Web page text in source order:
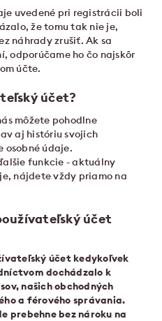
uvedené pri registrácii boli
že tomu tak nie je,
náhrady zrušiť. Ak sa
odporúčame ho čo najskôr
účte.
účet?
môžete pohodlne
aj históriu svojich
osobné údaje.
funkcie - aktuálny
nájdete vždy priamo na
účet
účet kedykoľvek
dochádzalo k
našich obchodných
a férového správania.
prebehne bez nároku na